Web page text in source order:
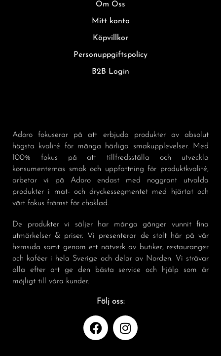
Om Oss
Mitt konto
Köpvillkor
Personuppgiftspolicy
B2B Login
Adoro fokuserar på att erbjuda produkter av absolut
högsta kvalité för många härliga smakupplevelser. Med
100% fokus på att tillfredsställa och utveckla
konsumenternas smak och uppfattning för produktkvalité,
arbetar vi på Adoro endast med noggrant utvalda
produkter i mat- och dryckessegmentet med hjärtat och
vårt fokus främst för choklad.
De produkter vi säljer har många gånger vunnit fina
utmärkelser & priser. Vi presenterar de stolt här på vår
hemsida samt genom ett nätverk av butiker, restauranger
och kaféer i hela Sverige och delar av Norden. Vi strävar
alla efter att ge den bästa service och hjälp som är
möjligt till våra kunder.
Följ oss: